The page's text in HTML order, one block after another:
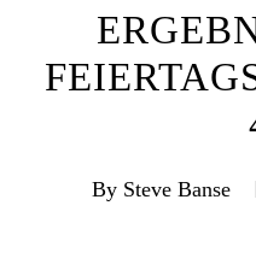
By Steve Banse